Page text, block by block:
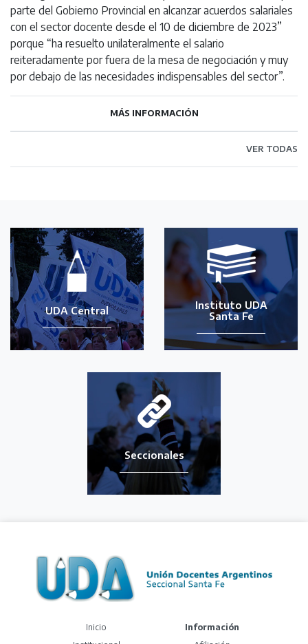
parte del Gobierno Provincial en alcanzar acuerdos salariales
con el sector docente desde el 10 de diciembre de 2023”
porque “ha resuelto unilateralmente el salario
reiteradamente por fuera de la mesa de negociación y muy
por debajo de las necesidades indispensables del sector”.
MÁS INFORMACIÓN
VER TODAS
UDA Central
Instituto UDA
Santa Fe
Seccionales
Inicio
Información